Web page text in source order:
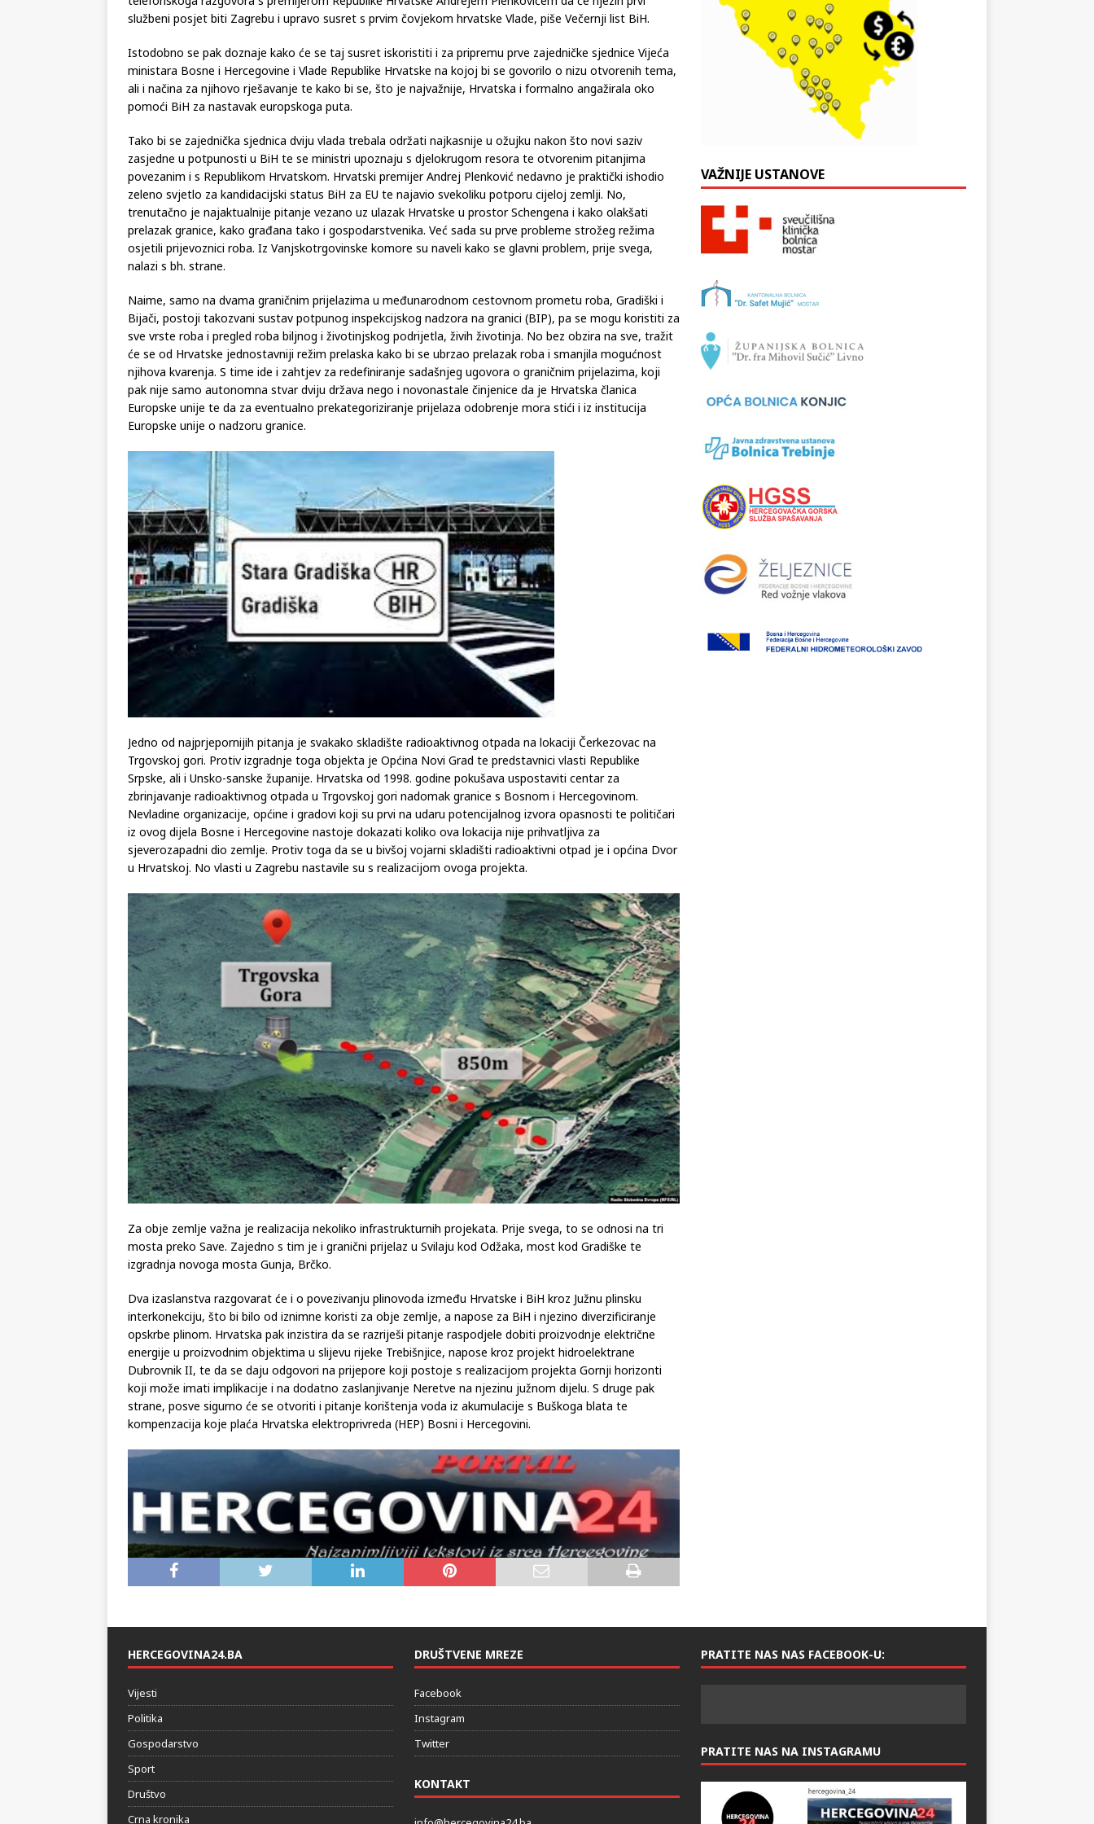
Predsjedateljica Vijeća ministara Bosne i Hercegovine Borjana Krišto najavila je nedavno nakon
telefonskoga razgovora s premijerom Republike Hrvatske Andrejem Plenkovićem da će njezin prvi
službeni posjet biti Zagrebu i upravo susret s prvim čovjekom hrvatske Vlade, piše Večernji list BiH.
Istodobno se pak doznaje kako će se taj susret iskoristiti i za pripremu prve zajedničke sjednice Vijeća
ministara Bosne i Hercegovine i Vlade Republike Hrvatske na kojoj bi se govorilo o nizu otvorenih tema,
ali i načina za njihovo rješavanje te kako bi se, što je najvažnije, Hrvatska i formalno angažirala oko
pomoći BiH za nastavak europskoga puta.
Tako bi se zajednička sjednica dviju vlada trebala održati najkasnije u ožujku nakon što novi saziv
zasjedne u potpunosti u BiH te se ministri upoznaju s djelokrugom resora te otvorenim pitanjima
povezanim i s Republikom Hrvatskom. Hrvatski premijer Andrej Plenković nedavno je praktički ishodio
zeleno svjetlo za kandidacijski status BiH za EU te najavio svekoliku potporu cijeloj zemlji. No,
trenutačno je najaktualnije pitanje vezano uz ulazak Hrvatske u prostor Schengena i kako olakšati
prelazak granice, kako građana tako i gospodarstvenika. Već sada su prve probleme strožeg režima
nalazi s bh. strane.
Naime, samo na dvama graničnim prijelazima u međunarodnom cestovnom prometu roba, Gradiški i
Bijači, postoji takozvani sustav potpunog inspekcijskog nadzora na granici (BIP), pa se mogu koristiti za
sve vrste roba i pregled roba biljnog i životinjskog podrijetla, živih životinja. No bez obzira na sve, tražit
će se od Hrvatske jednostavniji režim prelaska kako bi se ubrzao prelazak roba i smanjila mogućnost
njihova kvarenja. S time ide i zahtjev za redefiniranje sadašnjeg ugovora o graničnim prijelazima, koji
pak nije samo autonomna stvar dviju država nego i novonastale činjenice da je Hrvatska članica
Europske unije te da za eventualno prekategoriziranje prijelaza odobrenje mora stići i iz institucija
Europske unije o nadzoru granice.
Jedno od najprjepornijih pitanja je svakako skladište radioaktivnog otpada na lokaciji Čerkezovac na
Trgovskoj gori. Protiv izgradnje toga objekta je Općina Novi Grad te predstavnici vlasti Republike
Srpske, ali i Unsko-sanske županije. Hrvatska od 1998. godine pokušava uspostaviti centar za
zbrinjavanje radioaktivnog otpada u Trgovskoj gori nadomak granice s Bosnom i Hercegovinom.
Nevladine organizacije, općine i gradovi koji su prvi na udaru potencijalnog izvora opasnosti te političari
iz ovog dijela Bosne i Hercegovine nastoje dokazati koliko ova lokacija nije prihvatljiva za
sjeverozapadni dio zemlje. Protiv toga da se u bivšoj vojarni skladišti radioaktivni otpad je i općina Dvor
u Hrvatskoj. No vlasti u Zagrebu nastavile su s realizacijom ovoga projekta.
Za obje zemlje važna je realizacija nekoliko infrastrukturnih projekata. Prije svega, to se odnosi na tri
mosta preko Save. Zajedno s tim je i granični prijelaz u Svilaju kod Odžaka, most kod Gradiške te
izgradnja novoga mosta Gunja, Brčko.
Dva izaslanstva razgovarat će i o povezivanju plinovoda između Hrvatske i BiH kroz Južnu plinsku
interkonekciju, što bi bilo od iznimne koristi za obje zemlje, a napose za BiH i njezino diverzificiranje
opskrbe plinom. Hrvatska pak inzistira da se razriješi pitanje raspodjele dobiti proizvodnje električne
energije u proizvodnim objektima u slijevu rijeke Trebišnjice, napose kroz projekt hidroelektrane
Dubrovnik II, te da se daju odgovori na prijepore koji postoje s realizacijom projekta Gornji horizonti
koji može imati implikacije i na dodatno zaslanjivanje Neretve na njezinu južnom dijelu. S druge pak
strane, posve sigurno će se otvoriti i pitanje korištenja voda iz akumulacije s Buškoga blata te
kompenzacija koje plaća Hrvatska elektroprivreda (HEP) Bosni i Hercegovini.
VAŽNIJE USTANOVE
Vijesti
Politika
Gospodarstvo
Sport
Facebook
Instagram
PRATITE NAS NA INSTAGRAMU